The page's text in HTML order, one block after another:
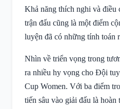
Khả năng thích nghi và điều
trận đấu cũng là một điểm
luyện đã có những tính toán
Nhìn về triển vọng trong
ra nhiều hy vọng cho Đội
Cup Women. Với ba điểm
tiến sâu vào giải đấu là hoàn